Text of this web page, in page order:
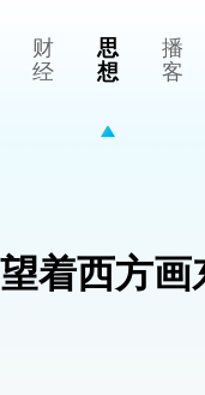
财
经
思
想
播
客
着西方